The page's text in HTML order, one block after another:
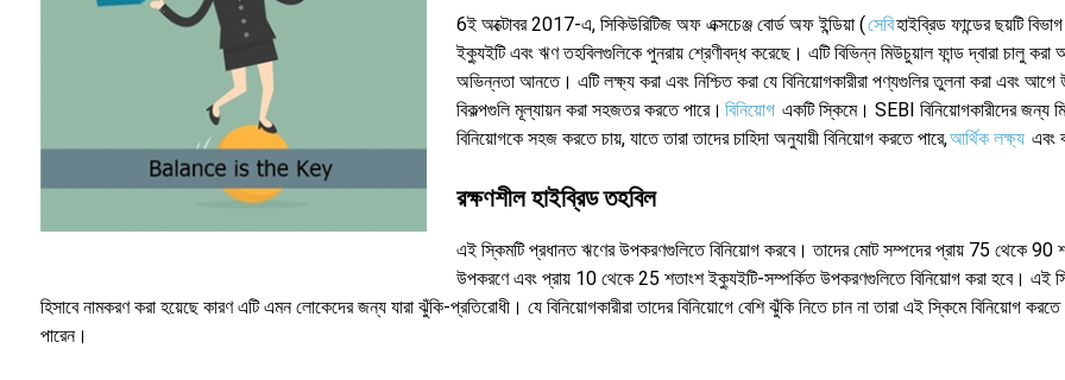
6ই অক্টোবর 2017-এ, সিকিউরিটিজ অফ এক্সচেঞ্জ বোর্ড অফ ইন্ডিয়া (সেবিহাইব্রিড ফান্ডের ছয়টি
ইক্যুইটি এবং ঋণ তহবিলগুলিকে পুনরায় শ্রেণীবদ্ধ করেছে। এটি বিভিন্ন মিউচুয়াল ফান্ড দ্বারা চালু করা
অভিন্নতা আনতে। এটি লক্ষ্য করা এবং নিশ্চিত করা যে বিনিয়োগকারীরা পণ্যগুলির তুলনা করা এবং আগে
বিকল্পগুলি মূল্যায়ন করা সহজতর করতে পারে। বিনিয়োগ একটি স্কিমে। SEBI বিনিয়োগকারীদের জন্য
বিনিয়োগকে সহজ করতে চায়, যাতে তারা তাদের চাহিদা অনুযায়ী বিনিয়োগ করতে পারে,আর্থিক লক্ষ্য এবং
রক্ষণশীল হাইব্রিড তহবিল
এই স্কিমটি প্রধানত ঋণের উপকরণগুলিতে বিনিয়োগ করবে। তাদের মোট সম্পদের প্রায় 75 থেকে 90
উপকরণে এবং প্রায় 10 থেকে 25 শতাংশ ইক্যুইটি-সম্পর্কিত উপকরণগুলিতে বিনিয়োগ করা হবে। এই
হিসাবে নামকরণ করা হয়েছে কারণ এটি এমন লোকেদের জন্য যারা ঝুঁকি-প্রতিরোধী। যে বিনিয়োগকারীরা তাদের বিনিয়োগে বেশি ঝুঁকি নিতে চান না তারা এই স্কিমে বিনিয়োগ
পারেন।